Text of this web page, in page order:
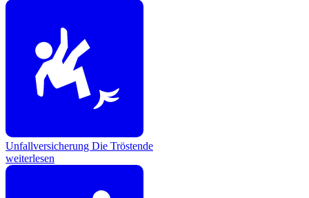
Unfallversicherung Die Tröstende
weiterlesen